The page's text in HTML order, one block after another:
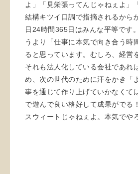
よ」「見栄張ってんじゃねぇよ」
結構キツイ口調で指摘されるから
日24時間365日はみんな平等です
うより「仕事に本気で向き合う時
ると思っています。むしろ、経営
それも法人化している会社であれ
め、次の世代のために汗をかき「
事を通じて作り上げていかなくて
で遊んで良い格好して成果がでる
スウィートじゃねぇよ。本気でや